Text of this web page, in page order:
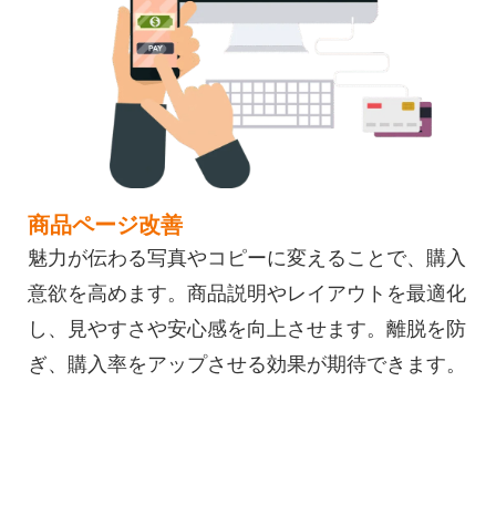
商品ページ改善
魅力が伝わる写真やコピーに変えることで、購入
意欲を高めます。商品説明やレイアウトを最適化
し、見やすさや安心感を向上させます。離脱を防
ぎ、購入率をアップさせる効果が期待できます。